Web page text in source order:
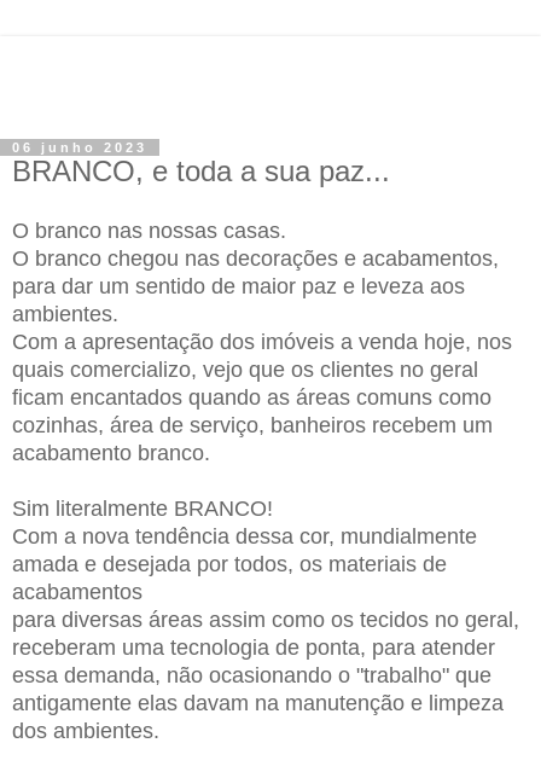
06 junho 2023
BRANCO, e toda a sua paz...
O branco nas nossas casas.
O branco chegou nas decorações e acabamentos,
para dar um sentido de maior paz e leveza aos
ambientes.
Com a apresentação dos imóveis a venda hoje, nos
quais comercializo, vejo que os clientes no geral
ficam encantados quando as áreas comuns como
cozinhas, área de serviço, banheiros recebem um
acabamento branco.
Sim literalmente BRANCO!
Com a nova tendência dessa cor, mundialmente
amada e desejada por todos, os materiais de
acabamentos
para diversas áreas assim como os tecidos no geral,
receberam uma tecnologia de ponta, para atender
essa demanda, não ocasionando o "trabalho" que
antigamente elas davam na manutenção e limpeza
dos ambientes.